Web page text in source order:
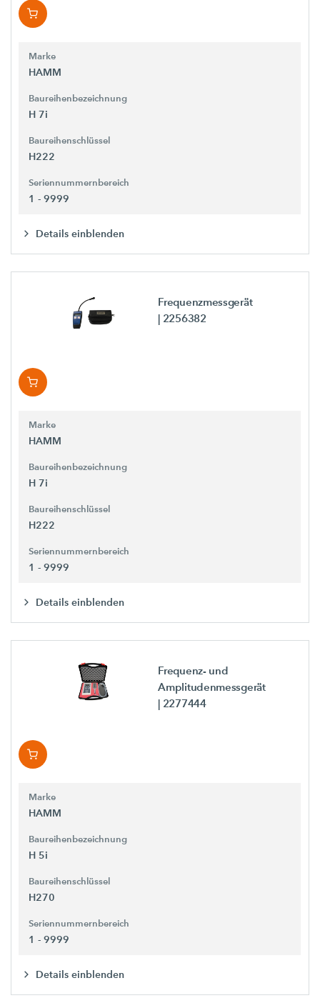
Marke
HAMM
Baureihenbezeichnung
H 7i
Baureihenschlüssel
H222
Seriennummernbereich
1 - 9999
Details einblenden
Frequenzmessgerät
| 2256382
Marke
HAMM
Baureihenbezeichnung
H 7i
Baureihenschlüssel
H222
Seriennummernbereich
1 - 9999
Details einblenden
Frequenz- und
Amplitudenmessgerät
| 2277444
Marke
HAMM
Baureihenbezeichnung
H 5i
Baureihenschlüssel
H270
Seriennummernbereich
1 - 9999
Details einblenden